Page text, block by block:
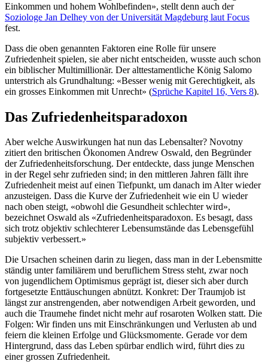
Einkommen und hohem Wohlbefinden», stellt denn auch der
Soziologe Jan Delhey von der Universität Magdeburg laut Focus
fest.
Dass die oben genannten Faktoren eine Rolle für unsere
Zufriedenheit spielen, sie aber nicht entscheiden, wusste auch schon
ein biblischer Multimillionär. Der alttestamentliche König Salomo
unterstrich als Grundhaltung: «Besser wenig mit Gerechtigkeit, als
ein grosses Einkommen mit Unrecht» (Sprüche Kapitel 16, Vers 8).
Das Zufriedenheitsparadoxon
Aber welche Auswirkungen hat nun das Lebensalter? Novotny
zitiert den britischen Ökonomen Andrew Oswald, den Begründer
der Zufriedenheitsforschung. Der entdeckte, dass junge Menschen
in der Regel sehr zufrieden sind; in den mittleren Jahren fällt ihre
Zufriedenheit meist auf einen Tiefpunkt, um danach im Alter wieder
anzusteigen. Dass die Kurve der Zufriedenheit wie ein U wieder
nach oben steigt, «obwohl die Gesundheit schlechter wird»,
bezeichnet Oswald als «Zufriedenheitsparadoxon. Es besagt, dass
sich trotz objektiv schlechterer Lebensumstände das Lebensgefühl
subjektiv verbessert.»
Die Ursachen scheinen darin zu liegen, dass man in der Lebensmitte
ständig unter familiärem und beruflichem Stress steht, zwar noch
von jugendlichem Optimismus geprägt ist, dieser sich aber durch
fortgesetzte Enttäuschungen abnützt. Konkret: Der Traumjob ist
längst zur anstrengenden, aber notwendigen Arbeit geworden, und
auch die Traumehe findet nicht mehr auf rosaroten Wolken statt. Die
Folgen: Wir finden uns mit Einschränkungen und Verlusten ab und
feiern die kleinen Erfolge und Glücksmomente. Gerade vor dem
Hintergrund, dass das Leben spürbar endlich wird, führt dies zu
einer grossen Zufriedenheit.